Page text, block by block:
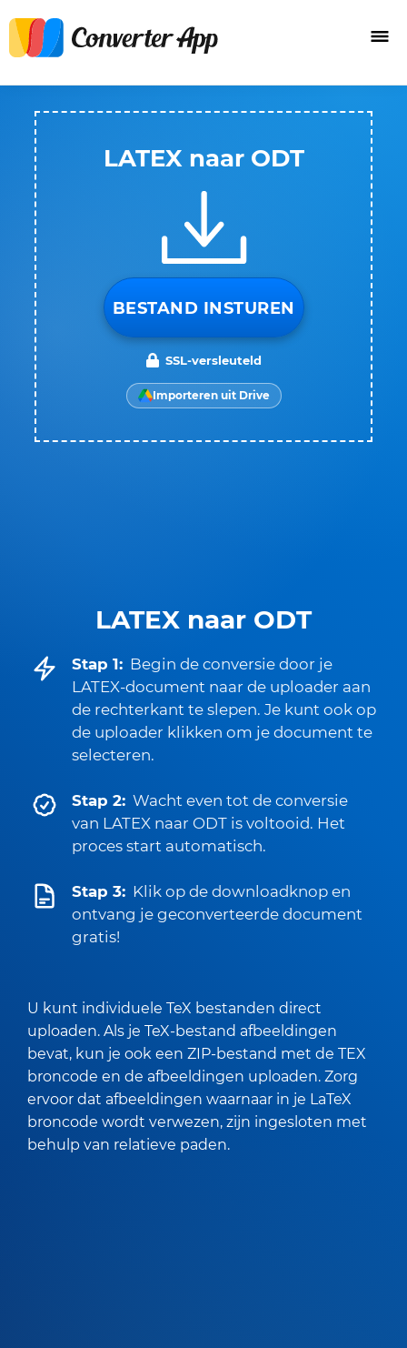
LATEX naar ODT
Stap 1: Begin de conversie door je
LATEX-document naar de uploader aan
de rechterkant te slepen. Je kunt ook op
de uploader klikken om je document te
selecteren.
Stap 2: Wacht even tot de conversie
van LATEX naar ODT is voltooid. Het
proces start automatisch.
Stap 3: Klik op de downloadknop en
ontvang je geconverteerde document
gratis!
U kunt individuele TeX bestanden direct
uploaden. Als je TeX-bestand afbeeldingen
bevat, kun je ook een ZIP-bestand met de TEX
broncode en de afbeeldingen uploaden. Zorg
ervoor dat afbeeldingen waarnaar in je LaTeX
broncode wordt verwezen, zijn ingesloten met
behulp van relatieve paden.
LATEX naar ODT
BESTAND INSTUREN
SSL-versleuteld
Importeren uit Drive